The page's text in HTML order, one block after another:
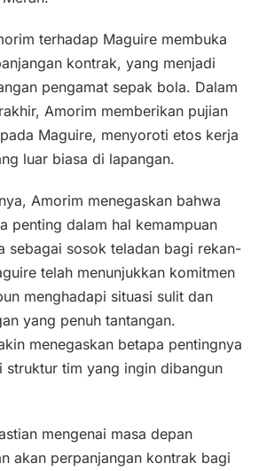
terhadap Maguire membuka
kontrak, yang menjadi
pengamat sepak bola.​ Dalam
Amorim memberikan pujian
Maguire, menyoroti etos kerja
luar biasa di lapangan.
Amorim menegaskan bahwa
penting dalam hal kemampuan
sebagai sosok teladan bagi rekan-
telah menunjukkan komitmen
menghadapi situasi sulit dan
yang penuh tantangan.
menegaskan betapa pentingnya
struktur tim yang ingin dibangun
mengenai masa depan
akan perpanjangan kontrak bagi